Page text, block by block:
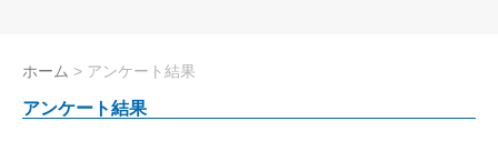
ホーム > アンケート結果
アンケート結果